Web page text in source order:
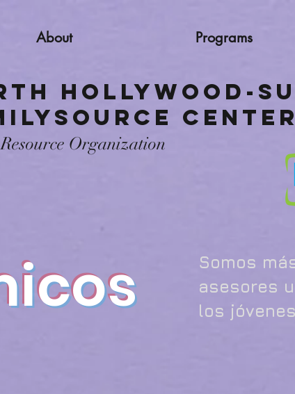
About Programs
Hollywood-
Center
Organization
Somos
asesores
los